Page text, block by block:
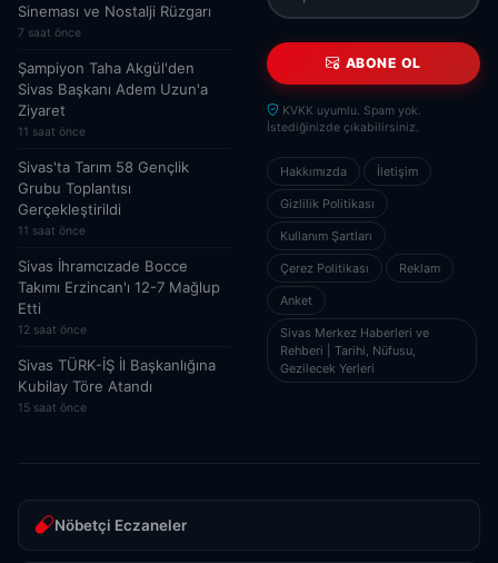
Sineması ve Nostalji Rüzgarı
7 saat önce
Şampiyon Taha Akgül'den
Sivas Başkanı Adem Uzun'a
Ziyaret
11 saat önce
Sivas'ta Tarım 58 Gençlik
Grubu Toplantısı
Gerçekleştirildi
11 saat önce
Sivas İhramcızade Bocce
Takımı Erzincan'ı 12-7 Mağlup
Etti
12 saat önce
Sivas TÜRK-İŞ İl Başkanlığına
Kubilay Töre Atandı
15 saat önce
ABONE OL
KVKK uyumlu. Spam yok.
İstediğinizde çıkabilirsiniz.
Hakkımızda İletişim
Gizlilik Politikası
Kullanım Şartları
Çerez Politikası Reklam
Anket
Sivas Merkez Haberleri ve
Rehberi | Tarihi, Nüfusu,
Gezilecek Yerleri
Nöbetçi Eczaneler